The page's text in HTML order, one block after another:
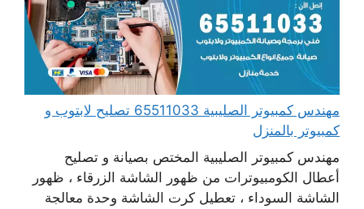
مهندس كمبيوتر الصليبية 65511033 تصليح لابتوب و
كمبيوتر بالمنزل
مهندس كمبيوتر الصليبية المختص بصيانة و تصليح
أعطال الكومبيوترات من ظهور الشاشة الزرقاء ، ظهور
الشاشة السوداء ، تعطيل كرت الشاشة وحدة معالجة